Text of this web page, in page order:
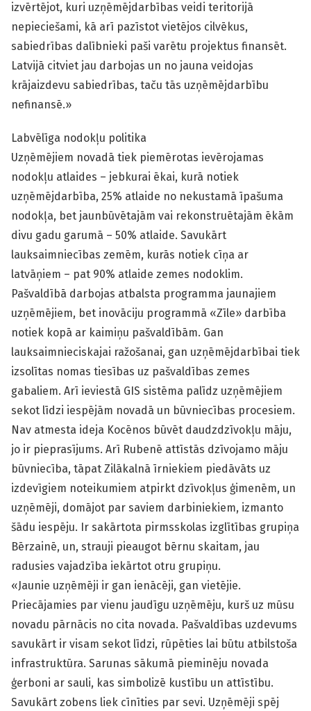
izvērtējot, kuri uzņēmējdarbības veidi teritorijā
nepieciešami, kā arī pazīstot vietējos cilvēkus,
sabiedrības dalībnieki paši varētu projektus finansēt.
Latvijā citviet jau darbojas un no jauna veidojas
krājaizdevu sabiedrības, taču tās uzņēmējdarbību
nefinansē.»
Labvēlīga nodokļu politika
Uzņēmējiem novadā tiek piemērotas ievērojamas
nodokļu atlaides – jebkurai ēkai, kurā notiek
uzņēmējdarbība, 25% atlaide no nekustamā īpašuma
nodokļa, bet jaunbūvētajām vai rekonstruētajām ēkām
divu gadu garumā – 50% atlaide. Savukārt
lauksaimniecības zemēm, kurās notiek cīņa ar
latvāņiem – pat 90% atlaide zemes nodoklim.
Pašvaldībā darbojas atbalsta programma jaunajiem
uzņēmējiem, bet inovāciju programmā «Zīle» darbība
notiek kopā ar kaimiņu pašvaldībām. Gan
lauksaimnieciskajai ražošanai, gan uzņēmējdarbībai tiek
izsolītas nomas tiesības uz pašvaldības zemes
gabaliem. Arī ieviestā GIS sistēma palīdz uzņēmējiem
sekot līdzi iespējām novadā un būvniecības procesiem.
Nav atmesta ideja Kocēnos būvēt daudzdzīvokļu māju,
jo ir pieprasījums. Arī Rubenē attīstās dzīvojamo māju
būvniecība, tāpat Zilākalnā īrniekiem piedāvāts uz
izdevīgiem noteikumiem atpirkt dzīvokļus ģimenēm, un
uzņēmēji, domājot par saviem darbiniekiem, izmanto
šādu iespēju. Ir sakārtota pirmsskolas izglītības grupiņa
Bērzainē, un, strauji pieaugot bērnu skaitam, jau
radusies vajadzība iekārtot otru grupiņu.
«Jaunie uzņēmēji ir gan ienācēji, gan vietējie.
Priecājamies par vienu jaudīgu uzņēmēju, kurš uz mūsu
novadu pārnācis no cita novada. Pašvaldības uzdevums
savukārt ir visam sekot līdzi, rūpēties lai būtu atbilstoša
infrastruktūra. Sarunas sākumā pieminēju novada
ģerboni ar sau­li, kas simbolizē kustību un attīstību.
Savukārt zobens liek cīnīties par sevi. Uzņēmēji spēj